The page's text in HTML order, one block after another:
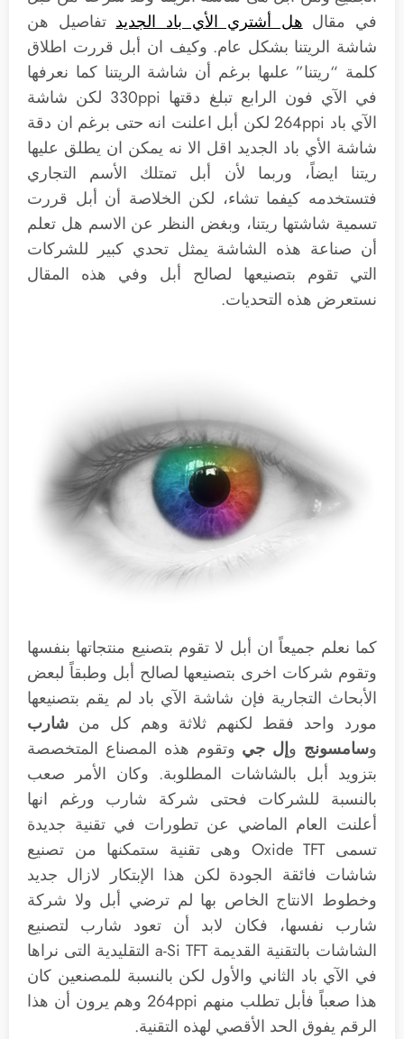
في مقال هل أشتري الأي باد الجديد تفاصيل هن
شاشة الريتنا بشكل عام. وكيف ان أبل قررت اطلاق
كلمة “ريتنا” علىها برغم أن شاشة الريتنا كما نعرفها
في الآي فون الرابع تبلغ دقتها 330ppi لكن شاشة
الآي باد 264ppi لكن أبل اعلنت انه حتى برغم ان دقة
شاشة الأي باد الجديد اقل الا نه يمكن ان يطلق عليها
ريتنا ايضاً، وربما لأن أبل تمتلك الأسم التجاري
فتستخدمه كيفما تشاء، لكن الخلاصة أن أبل قررت
تسمية شاشتها ريتنا، وبغض النظر عن الاسم هل تعلم
أن صناعة هذه الشاشة يمثل تحدي كبير للشركات
التي تقوم بتصنيعها لصالح أبل وفي هذه المقال
نستعرض هذه التحديات.
كما نعلم جميعاً ان أبل لا تقوم بتصنيع منتجاتها بنفسها
وتقوم شركات اخرى بتصنيعها لصالح أبل وطبقاً لبعض
الأبحاث التجارية فإن شاشة الآي باد لم يقم بتصنيعها
مورد واحد فقط لكنهم ثلاثة وهم كل من شارب
وسامسونج وإل جي وتقوم هذه المصناع المتخصصة
بتزويد أبل بالشاشات المطلوبة. وكان الأمر صعب
بالنسبة للشركات فحتى شركة شارب ورغم انها
أعلنت العام الماضي عن تطورات في تقنية جديدة
تسمى Oxide TFT وهى تقنية ستمكنها من تصنيع
شاشات فائقة الجودة لكن هذا الإبتكار لازال جديد
وخطوط الانتاج الخاص بها لم ترضي أبل ولا شركة
شارب نفسها، فكان لابد أن تعود شارب لتصنيع
الشاشات بالتقنية القديمة a-Si TFT التقليدية التى نراها
في الآي باد الثاني والأول لكن بالنسبة للمصنعين كان
هذا صعباً فأبل تطلب منهم 264ppi وهم يرون أن هذا
الرقم يفوق الحد الأقصي لهذه التقنية.